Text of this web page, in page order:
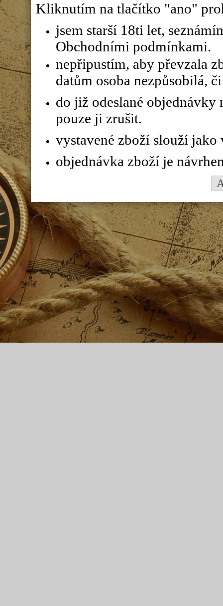
Kliknutím na tlačítko "ano"
jsem starší 18ti let,
Obchodními podmínkami.
nepřipustím, aby převzala
datům osoba nezpůsobilá,
do již odeslané objednávky
pouze ji zrušit.
vystavené zboží slouží
objednávka zboží je